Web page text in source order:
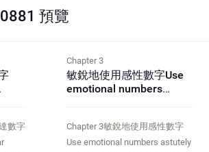
預覽
數字
Chapter 3
敏銳地使用感性數字Use
emotional numbers
Chapter 3敏銳地使用感性數字
Use emotional numbers astutely